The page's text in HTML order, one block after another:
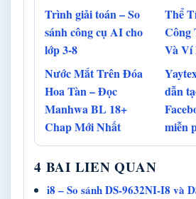
Trình giải toán – So
sánh công cụ AI cho
lớp 3-8
Thể
Công
Và Ví
Nước Mắt Trên Đóa
Hoa Tàn – Đọc
Manhwa BL 18+
Chap Mới Nhất
dẫn
miễn
4 BAI LIEN QUAN
i8 – So sánh DS-9632NI-I8 và